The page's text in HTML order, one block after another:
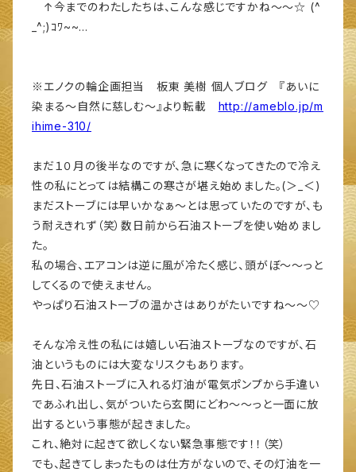
↑今までのわたしたちは、こんな感じですかね～～☆ (^
_^;)ｺﾜ~~…
※エノクの輪企画担当 板東 美樹 個人ブログ 『あいに
染まる～自然に慈しむ～』より転載 http://ameblo.jp/m
ihime-310/
まだ１０月の後半なのですが、急に寒くなってきたので冷え
性の私にとっては結構この寒さが堪え始めました。(＞_＜)
まだストーブには早いかなぁ～とは思っていたのですが、も
う耐えきれず（笑）数日前から石油ストーブを使い始めまし
た。
私の場合、エアコンは逆に風が冷たく感じ、頭がぼ～～っと
してくるので使えません。
やっぱり石油ストーブの温かさはありがたいですね～～♡
そんな冷え性の私には嬉しい石油ストーブなのですが、石
油というものには大変なリスクもあります。
先日、石油ストーブに入れる灯油が電気ポンプから手違い
であふれ出し、気がついたら玄関にどわ～～っと一面に放
出するという事態が起きました。
これ、絶対に起きて欲しくない緊急事態です！！（笑）
でも、起きてしまったものは仕方がないので、その灯油を一